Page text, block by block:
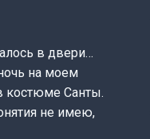
в двери…
на моем
костюме Санты.
не имею,